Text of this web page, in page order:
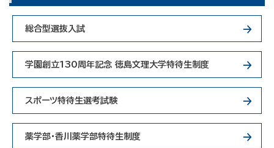
総合型選抜入試
学園創立130周年記念 徳島文理大学特待生制度
スポーツ特待生選考試験
薬学部・香川薬学部特待生制度